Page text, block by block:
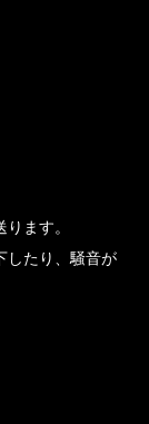
ます。
したり、騒音が